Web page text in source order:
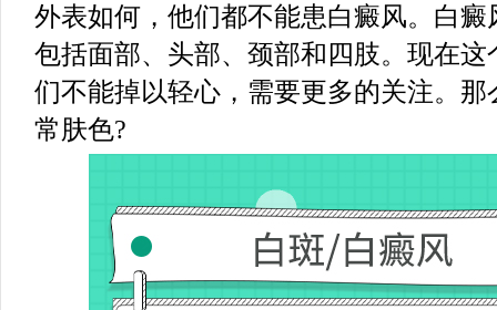
外表如何，他们都不能患白癜风。白
包括面部、头部、颈部和四肢。现在
们不能掉以轻心，需要更多的关注。
常肤色?